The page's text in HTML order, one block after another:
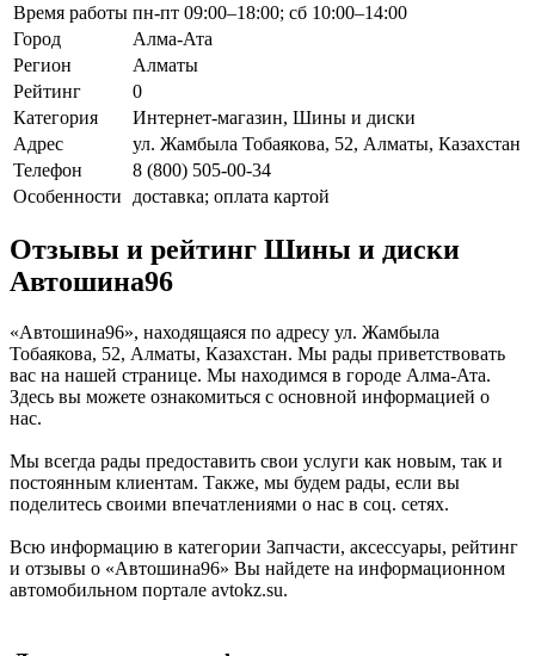
Время работы пн-пт 09:00–18:00; сб 10:00–14:00
Город
Алма-Ата
Регион
Алматы
Рейтинг
0
Категория
Интернет-магазин, Шины и диски
Адрес
ул. Жамбыла Тобаякова, 52, Алматы, Казахстан
Телефон
8 (800) 505-00-34
Особенности
доставка; оплата картой
Отзывы и рейтинг Шины и диски
Автошина96
«Автошина96», находящаяся по адресу ул. Жамбыла
Тобаякова, 52, Алматы, Казахстан. Мы рады приветствовать
вас на нашей странице. Мы находимся в городе Алма-Ата.
Здесь вы можете ознакомиться с основной информацией о
нас.
Мы всегда рады предоставить свои услуги как новым, так и
постоянным клиентам. Также, мы будем рады, если вы
поделитесь своими впечатлениями о нас в соц. сетях.
Всю информацию в категории Запчасти, аксессуары, рейтинг
и отзывы о «Автошина96» Вы найдете на информационном
автомобильном портале avtokz.su.